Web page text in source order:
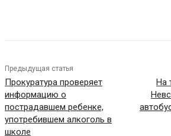
Предыдущая статья
Прокуратура проверяет
информацию о
пострадавшем ребенке,
употребившем алкоголь в
школе
На